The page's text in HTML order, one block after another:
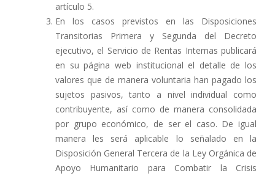
artículo 5.
En los casos previstos en las Disposiciones
Transitorias Primera y Segunda del Decreto
ejecutivo, el Servicio de Rentas Internas publicará
en su página web institucional el detalle de los
valores que de manera voluntaria han pagado los
sujetos pasivos, tanto a nivel individual como
contribuyente, así como de manera consolidada
por grupo económico, de ser el caso. De igual
manera les será aplicable lo señalado en la
Disposición General Tercera de la Ley Orgánica de
Apoyo Humanitario para Combatir la Crisis